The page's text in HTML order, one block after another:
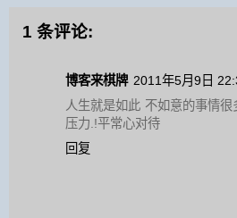
1 条评论:
博客来棋牌 2011年5月9日
人生就是如此 不如意的事情
压力.!平常心对待
回复